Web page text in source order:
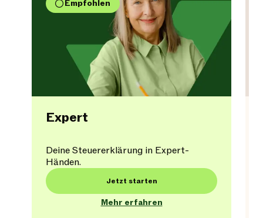
Empfohlen
Expert
Deine Steuererklärung in Expert-
Händen.
Jetzt starten
Mehr erfahren